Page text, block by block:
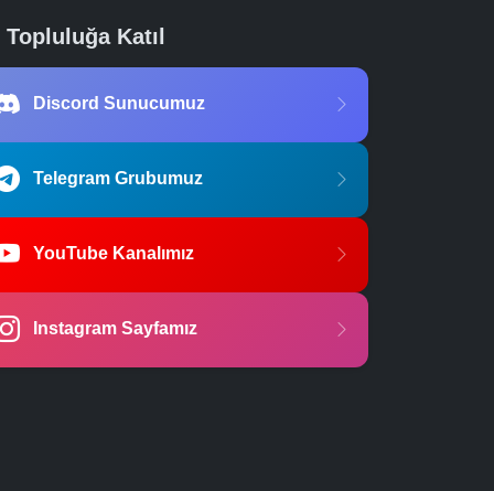
Topluluğa Katıl
Discord Sunucumuz
Telegram Grubumuz
YouTube Kanalımız
Instagram Sayfamız